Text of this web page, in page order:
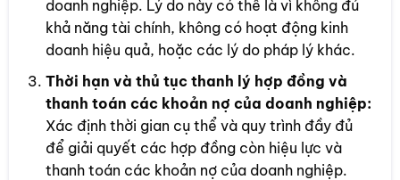
doanh nghiệp. Lý do này có thể là vì không đủ
khả năng tài chính, không có hoạt động kinh
doanh hiệu quả, hoặc các lý do pháp lý khác.
Thời hạn và thủ tục thanh lý hợp đồng và
thanh toán các khoản nợ của doanh nghiệp:
Xác định thời gian cụ thể và quy trình đầy đủ
để giải quyết các hợp đồng còn hiệu lực và
thanh toán các khoản nợ của doanh nghiệp.